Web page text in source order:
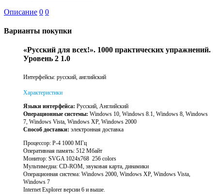
Описание 0 0
Варианты покупки
«Русский для всех!». 1000 практических упражнений.
Уровень 2 1.0
Интерфейсы: русский, английский
Характеристики
Языки интерфейса: Русский, Английский
Операционные системы: Windows 10, Windows 8.1, Windows 8, Windows
7, Windows Vista, Windows XP, Windows 2000
Способ доставки: электронная доставка
Процессор: P-4 1000 МГц
Оперативная память: 512 Mбайт
Монитор: SVGA 1024x768 256 colors
Мультимедиа: CD-ROM, звуковая карта, динамики
Операционная система: Windows 2000, Windows XP, Windows Vista,
Windows 7
Internet Explorer версии 6 и выше.